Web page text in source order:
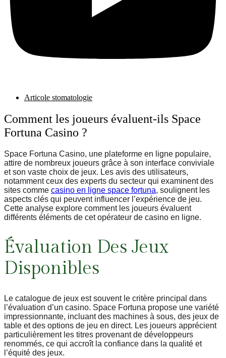
Articole stomatologie
Comment les joueurs évaluent-ils Space
Fortuna Casino ?
Space Fortuna Casino, une plateforme en ligne populaire,
attire de nombreux joueurs grâce à son interface conviviale
et son vaste choix de jeux. Les avis des utilisateurs,
notamment ceux des experts du secteur qui examinent des
sites comme casino en ligne space fortuna, soulignent les
aspects clés qui peuvent influencer l’expérience de jeu.
Cette analyse explore comment les joueurs évaluent
différents éléments de cet opérateur de casino en ligne.
Évaluation Des Jeux
Disponibles
Le catalogue de jeux est souvent le critère principal dans
l’évaluation d’un casino. Space Fortuna propose une variété
impressionnante, incluant des machines à sous, des jeux de
table et des options de jeu en direct. Les joueurs apprécient
particulièrement les titres provenant de développeurs
renommés, ce qui accroît la confiance dans la qualité et
l’équité des jeux.